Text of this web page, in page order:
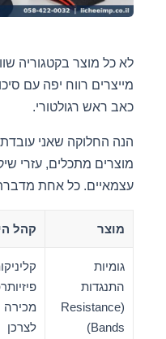
לא כל מוצר בקטגוריה
מייצרים רווח יפה עם
כאב ראש רגולטורי.
הנה החלוקה שאני
מוצרים מתכלים, עזרי
עצמאיים. כל אחת
מוצר קהל
גומיות
התנגדות
(Resistance
Bands)
מכירה
לצרכן